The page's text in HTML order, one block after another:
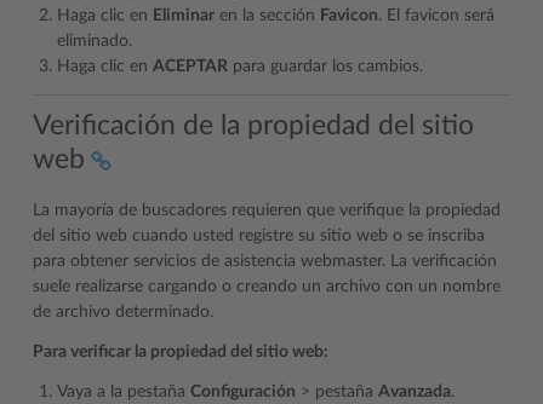
Haga clic en Eliminar en la sección Favicon. El favicon será
eliminado.
Haga clic en ACEPTAR para guardar los cambios.
Verificación de la propiedad del sitio
web
La mayoría de buscadores requieren que verifique la propiedad
del sitio web cuando usted registre su sitio web o se inscriba
para obtener servicios de asistencia webmaster. La verificación
suele realizarse cargando o creando un archivo con un nombre
de archivo determinado.
Para verificar la propiedad del sitio web:
Vaya a la pestaña Configuración > pestaña Avanzada.